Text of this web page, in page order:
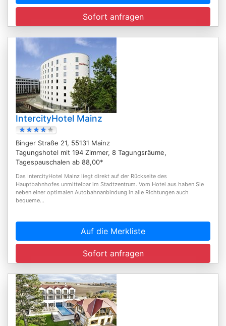
Sofort anfragen
IntercityHotel Mainz
Binger Straße 21, 55131 Mainz
Tagungshotel mit 194 Zimmer, 8 Tagungsräume,
Tagespauschalen ab 88,00*
Das IntercityHotel Mainz liegt direkt auf der Rückseite des
Hauptbahnhofes unmittelbar im Stadtzentrum. Vom Hotel aus haben Sie
neben einer optimalen Autobahnanbindung in alle Richtungen auch
bequeme...
Auf die Merkliste
Sofort anfragen